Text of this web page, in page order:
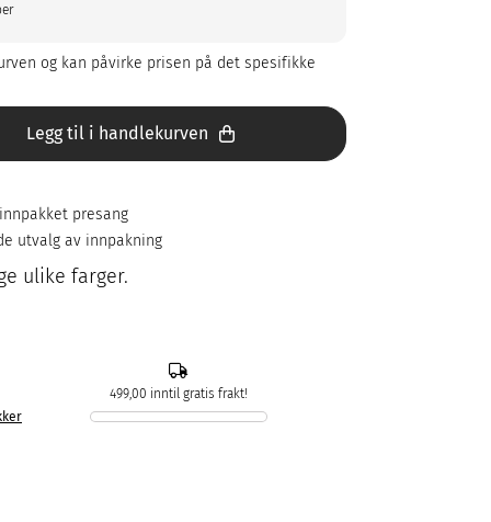
og kan påvirke prisen på det spesifikke
Legg til i handlekurven
presang
utvalg av innpakning
ulike farger.
499,00 inntil gratis frakt!